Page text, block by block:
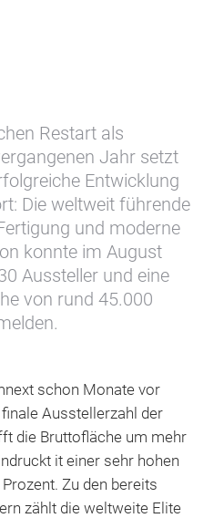
Restart als
Jahr setzt
Entwicklung
Die weltweit führende
und moderne
konnte im August
Aussteller und eine
von rund 45.000
schon Monate vor
Ausstellerzahl der
die Bruttofläche um mehr
it einer sehr hohen
Zu den bereits
zählt die weltweite Elite